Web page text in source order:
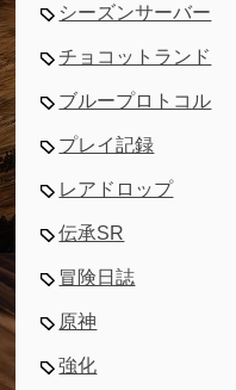
シーズンサーバー
チョコットランド
ブループロトコル
プレイ記録
レアドロップ
伝承SR
冒険日誌
原神
強化